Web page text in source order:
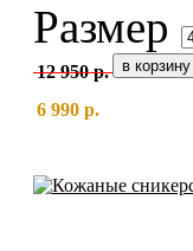
Размер
12 950 р.
6 990 р.